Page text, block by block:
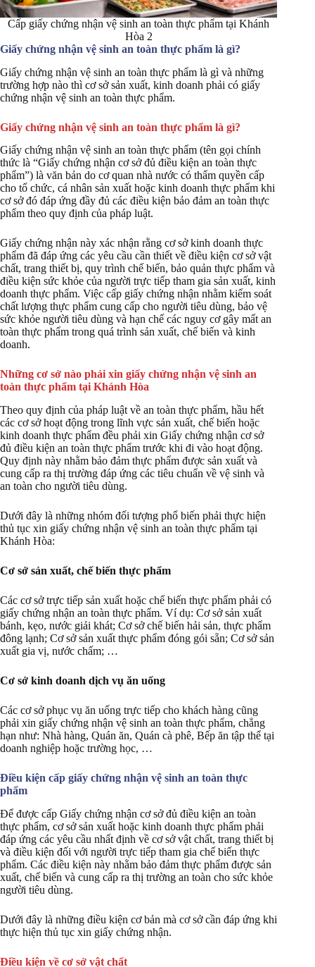
Cấp giấy chứng nhận vệ sinh an toàn thực phẩm tại Khánh
Hòa 2
Giấy chứng nhận vệ sinh an toàn thực phẩm là gì?
Giấy chứng nhận vệ sinh an toàn thực phẩm là gì và những
trường hợp nào thì cơ sở sản xuất, kinh doanh phải có giấy
chứng nhận vệ sinh an toàn thực phẩm.
Giấy chứng nhận vệ sinh an toàn thực phẩm là gì?
Giấy chứng nhận vệ sinh an toàn thực phẩm (tên gọi chính
thức là “Giấy chứng nhận cơ sở đủ điều kiện an toàn thực
phẩm”) là văn bản do cơ quan nhà nước có thẩm quyền cấp
cho tổ chức, cá nhân sản xuất hoặc kinh doanh thực phẩm khi
cơ sở đó đáp ứng đầy đủ các điều kiện bảo đảm an toàn thực
phẩm theo quy định của pháp luật.
Giấy chứng nhận này xác nhận rằng cơ sở kinh doanh thực
phẩm đã đáp ứng các yêu cầu cần thiết về điều kiện cơ sở vật
chất, trang thiết bị, quy trình chế biến, bảo quản thực phẩm và
điều kiện sức khỏe của người trực tiếp tham gia sản xuất, kinh
doanh thực phẩm. Việc cấp giấy chứng nhận nhằm kiểm soát
chất lượng thực phẩm cung cấp cho người tiêu dùng, bảo vệ
sức khỏe người tiêu dùng và hạn chế các nguy cơ gây mất an
toàn thực phẩm trong quá trình sản xuất, chế biến và kinh
doanh.
Những cơ sở nào phải xin giấy chứng nhận vệ sinh an
toàn thực phẩm tại Khánh Hòa
Theo quy định của pháp luật về an toàn thực phẩm, hầu hết
các cơ sở hoạt động trong lĩnh vực sản xuất, chế biến hoặc
kinh doanh thực phẩm đều phải xin Giấy chứng nhận cơ sở
đủ điều kiện an toàn thực phẩm trước khi đi vào hoạt động.
Quy định này nhằm bảo đảm thực phẩm được sản xuất và
cung cấp ra thị trường đáp ứng các tiêu chuẩn về vệ sinh và
an toàn cho người tiêu dùng.
Dưới đây là những nhóm đối tượng phổ biến phải thực hiện
thủ tục xin giấy chứng nhận vệ sinh an toàn thực phẩm tại
Khánh Hòa:
Cơ sở sản xuất, chế biến thực phẩm
Các cơ sở trực tiếp sản xuất hoặc chế biến thực phẩm phải có
giấy chứng nhận an toàn thực phẩm. Ví dụ: Cơ sở sản xuất
bánh, kẹo, nước giải khát; Cơ sở chế biến hải sản, thực phẩm
đông lạnh; Cơ sở sản xuất thực phẩm đóng gói sẵn; Cơ sở sản
xuất gia vị, nước chấm; …
Cơ sở kinh doanh dịch vụ ăn uống
Các cơ sở phục vụ ăn uống trực tiếp cho khách hàng cũng
phải xin giấy chứng nhận vệ sinh an toàn thực phẩm, chẳng
hạn như: Nhà hàng, Quán ăn, Quán cà phê, Bếp ăn tập thể tại
doanh nghiệp hoặc trường học, …
Điều kiện cấp giấy chứng nhận vệ sinh an toàn thực
phẩm
Để được cấp Giấy chứng nhận cơ sở đủ điều kiện an toàn
thực phẩm, cơ sở sản xuất hoặc kinh doanh thực phẩm phải
đáp ứng các yêu cầu nhất định về cơ sở vật chất, trang thiết bị
và điều kiện đối với người trực tiếp tham gia chế biến thực
phẩm. Các điều kiện này nhằm bảo đảm thực phẩm được sản
xuất, chế biến và cung cấp ra thị trường an toàn cho sức khỏe
người tiêu dùng.
Dưới đây là những điều kiện cơ bản mà cơ sở cần đáp ứng khi
thực hiện thủ tục xin giấy chứng nhận.
Điều kiện về cơ sở vật chất